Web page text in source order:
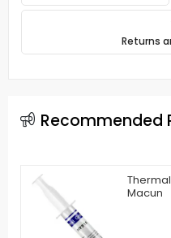
Returns
Recommended
Macun